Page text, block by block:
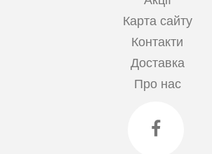
Карта сайту
Контакти
Доставка
Про нас